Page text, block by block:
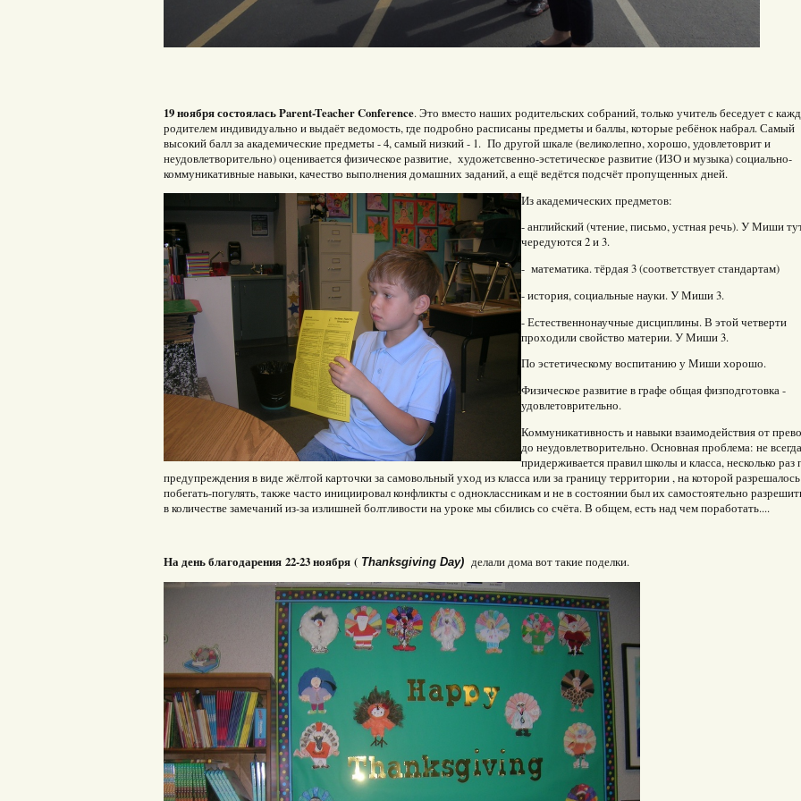
19 ноября состоялась Parent-Teacher Conference. Это вместо наших родительских собраний, только учитель беседует с
родителем индивидуально и выдаёт ведомость, где подробно расписаны предметы и баллы, которые ребёнок набрал. Самый
высокий балл за академические предметы - 4, самый низкий - 1. По другой шкале (великолепно, хорошо, удовлетоврит и
неудовлетворительно) оценивается физическое развитие, художетсвенно-эстетическое развитие (ИЗО и музыка) социально-
коммуникативные навыки, качество выполнения домашних заданий, а ещё ведётся подсчёт пропущенных дней.
Из академических предметов:
- английский (чтение, письмо, устная речь). У Миши
чередуются 2 и 3.
- математика. тёрдая 3 (соответствует стандартам)
- история, социальные науки. У Миши 3.
- Естественнонаучные дисциплины. В этой четверти
проходили свойство материи. У Миши 3.
По эстетическому воспитанию у Миши хорошо.
Физическое развитие в графе общая физподготовка -
удовлетоврительно.
Коммуникативность и навыки взаимодействия от
до неудовлетворительно. Основная проблема: не всегда
придерживается правил школы и класса, несколько раз
предупреждения в виде жёлтой карточки за самовольный уход из класса или за границу территории , на которой разрешалось
побегать-погулять, также часто инициировал конфликты с одноклассникам и не в состоянии был их самостоятельно
в количестве замечаний из-за излишней болтливости на уроке мы сбились со счёта. В общем, есть над чем поработать....
На день благодарения 22-23 ноября ( Thanksgiving Day) делали дома вот такие поделки.